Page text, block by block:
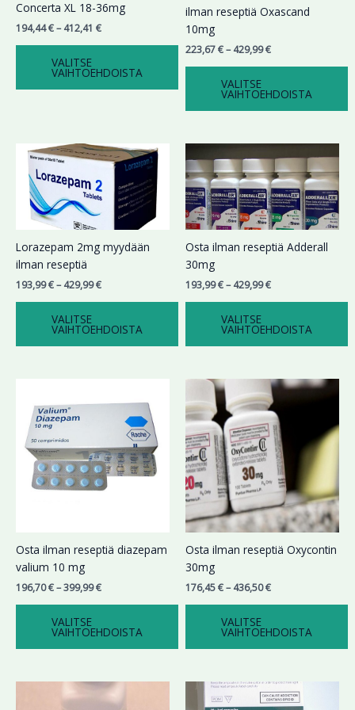
Concerta XL 18-36mg
194,44€– 412,41 €
VALITSE
VAIHTOEHDOISTA
Voit
tehdä
valinnat
tuotteen
ilman reseptiä Oxascand
10mg
223,67€– 429,99€
VALITSE
VAIHTOEHDOISTA
tehdä
valinnat
tuotteen
Lorazepam 2mg myydään
ilman reseptiä
193,99€– 429,99€
Hintaluokka:
193,99 €
429,99 €
VALITSE
VAIHTOEHDOISTA
Tällä
tuotteella
useampi
muunnelma.
tehdä
valinnat
tuotteen
Osta ilman reseptiä Adderall
30mg
193,99€– 429,99€
193,99 €
-
429,99 €
VALITSE
VAIHTOEHDOISTA
tuotteella
on
useampi
muunnelma.
tehdä
valinnat
tuotteen
Osta ilman reseptiä diazepam
valium 10 mg
196,70€–399,99€
399,99 €
VALITSE
VAIHTOEHDOISTA
tuotteella
useampi
muunnelma.
Voit
tehdä
sivulla.
Osta ilman reseptiä Oxycontin
30mg
176,45€– 436,50€
Hintaluokka:
176,45 €
-
436,50 €
VALITSE
VAIHTOEHDOISTA
Tällä
tuotteella
on
useampi
muunnelma.
Voit
tehdä
valinnat
tuotteen
sivulla.
Hintaluokka:
174,78 €
Hintaluokka:
199,99 €
tuotteella